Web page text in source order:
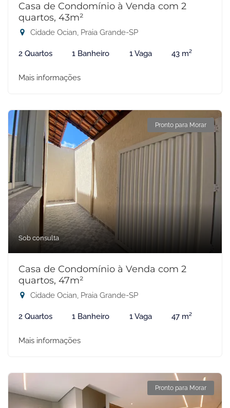
Casa de Condomínio à Venda com 2
quartos, 43m²
Cidade Ocian, Praia Grande-SP
2 Quartos 1 Banheiro 1 Vaga 43 m²
Mais informações
Pronto para Morar
Sob consulta
Casa de Condomínio à Venda com 2
quartos, 47m²
Cidade Ocian, Praia Grande-SP
2 Quartos 1 Banheiro 1 Vaga 47 m²
Mais informações
Pronto para Morar